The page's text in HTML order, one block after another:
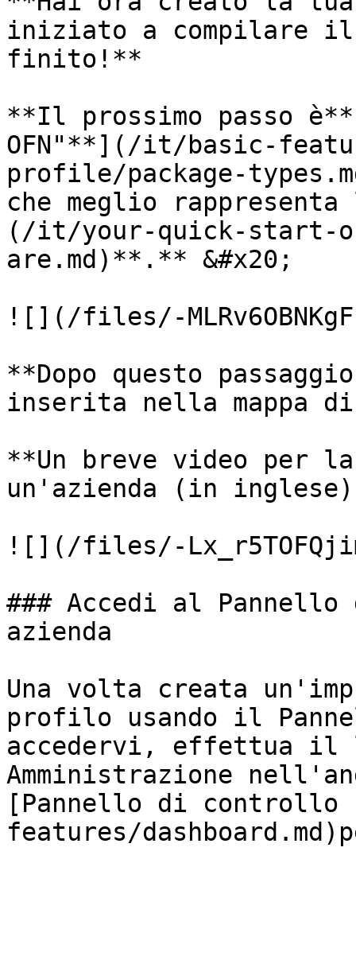
iniziato a compilare
finito!**
**Il prossimo passo
OFN"**](/it/basic-
profile/package-
che meglio
(/it/your-quick-start-
are.md)**.** &#x20;
![](/files/-
**Dopo questo
inserita nella mappa di
**Un breve video per
un'azienda (in
![](/files/-
### Accedi al
azienda
Una volta creata
profilo usando il
accedervi, effettua il
Amministrazione
[Pannello di